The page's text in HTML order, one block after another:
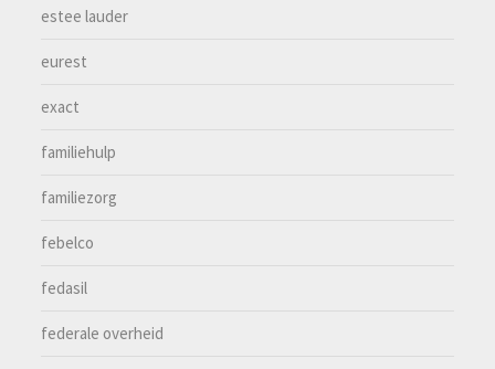
estee lauder
eurest
exact
familiehulp
familiezorg
febelco
fedasil
federale overheid